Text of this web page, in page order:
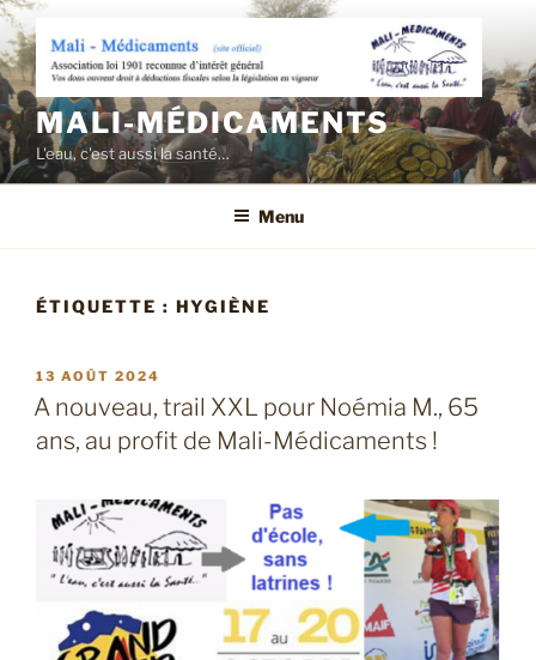
Aller
au
contenu
principal
MALI-MÉDICAMENTS
L'eau, c'est aussi la santé…
Menu
ÉTIQUETTE : HYGIÈNE
PUBLIÉ
LE
13 AOÛT 2024
A nouveau, trail XXL pour Noémia M., 65
ans, au profit de Mali-Médicaments !